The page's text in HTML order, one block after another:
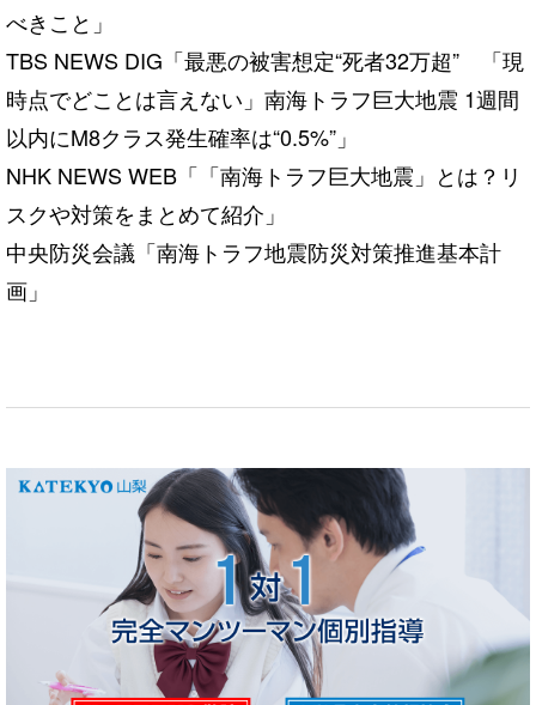
べきこと 」
TBS NEWS DIG「最悪の被害想定“死者32万超” 「現
時点でどことは言えない」南海トラフ巨大地震 1週間
以内にM8クラス発生確率は“0.5%” 」
NHK NEWS WEB「 「南海トラフ巨大地震」とは？リ
スクや対策をまとめて紹介 」
中央防災会議 「南海トラフ地震防災対策推進基本計
画」